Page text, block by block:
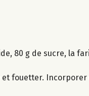
80 g de sucre, la
et fouetter.